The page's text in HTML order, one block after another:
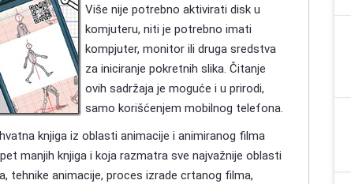
Više nije potrebno aktivirati disk u
komjuteru, niti je potrebno imati
kompjuter, monitor ili druga sredstva
za iniciranje pokretnih slika. Čitanje
ovih sadržaja je moguće i u prirodi,
samo korišćenjem mobilnog telefona.
knjiga iz oblasti animacije i animiranog filma
manjih knjiga i koja razmatra sve najvažnije oblasti
tehnike animacije, proces izrade crtanog filma,